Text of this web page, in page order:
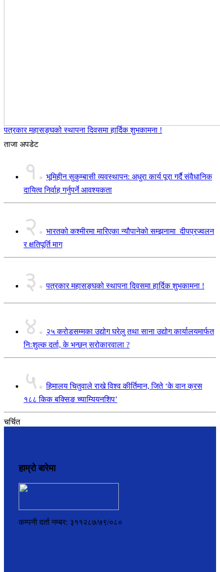
पत्रकार महासङ्घको स्थापना दिवसमा हार्दिक शुभकामना !
ताजा अपडेट
१. भूमिहीन सुकुम्बासी व्यवस्थापन: अधुरा कार्य पूरा गर्दै संवैधानिक
दायित्व निर्वाह गर्नुपर्ने आवश्यकता
२. भारतको कश्मीरमा मारिएका न्यौपानेको सम्झनामा दीपप्रज्वलन
र क्षतिपूर्ति माग
३. पत्रकार महासङ्घको स्थापना दिवसमा हार्दिक शुभकामना !
४. २५ करोडसम्मका उद्योग घरेलु तथा साना उद्योग कार्यालयमार्फत
निःशुल्क दर्ता, के भन्छन् सरोकारवाला ?
५. हिमालय चितुवाले राखे विश्व कीर्तिमान, जिते ‘के वान क्रस
१८८ किक बक्सिङ च्याम्यियनशिप’
चर्चित
हाम्रो बारेमा
कम्पनी दर्ता नम्बर: ३११२८७/७९/०८०